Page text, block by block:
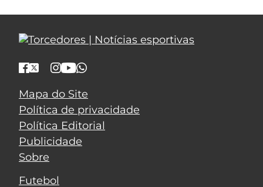
Mapa do Site
Política de privacidade
Política Editorial
Publicidade
Sobre
Futebol